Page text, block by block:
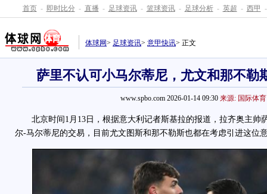
首页 - 即时比分 - 直播 - 足球资讯 - 篮球资讯 - 足球分析 - 英超 - 西甲 -
体球网> 足球资讯> 意甲快讯> 正文
萨里不认可小马尔蒂尼，尤文和那不勒
www.spbo.com 2026-01-14 09:30 来源: 国际体育
北京时间1月13日，根据意大利记者斯基拉的报道，拉齐奥主帅
尔-马尔蒂尼的交易，目前尤文图斯和那不勒斯也都在考虑引进这位